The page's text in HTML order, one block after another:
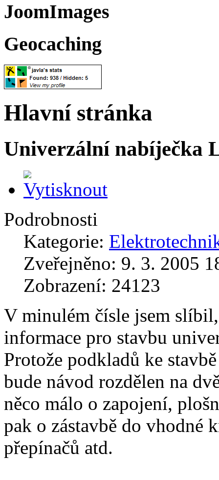
JoomImages
Geocaching
Hlavní stránka
Univerzální nabíječka
Podrobnosti
Kategorie:
Zveřejněno: 9. 3. 2005
Zobrazení: 24123
V minulém čísle jsem
informace pro stavbu
Protože podkladů ke
bude návod rozdělen na
něco málo o zapojení,
pak o zástavbě do vhodné
přepínačů atd.